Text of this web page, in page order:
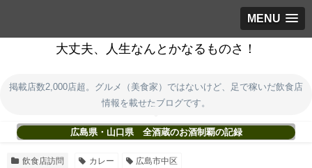
MENU
大丈夫、人生なんとかなるものさ！
掲載店数2,000店超。グルメ（美食家）ではないけど、足で稼いだ飲食店
情報を載せたブログです。
広島県・山口県 全酒蔵のお酒制覇の記録
飲食店訪問 カレー 広島市中区